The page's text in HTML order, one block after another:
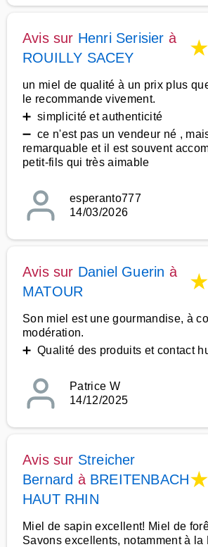
Avis sur Henri Serisier à
ROUILLY SACEY
★
un miel de qualité à un prix plus
le recommande vivement.
➕ simplicité et authenticité
➖ ce n'est pas un vendeur né ,
remarquable et il est souvent
petit-fils qui très aimable
esperanto777
14/03/2026
Avis sur Daniel Guerin à
MATOUR
★
Son miel est une gourmandise, à
modération.
➕ Qualité des produits et contact
Patrice W
14/12/2025
Avis sur Streicher
Bernard à BREITENBACH
HAUT RHIN
★
Miel de sapin excellent! Miel de
Savons excellents, notamment à la